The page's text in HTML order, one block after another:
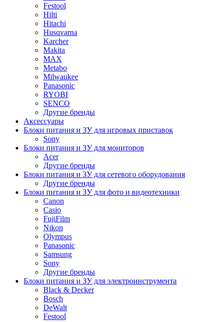
Festool
Hilti
Hitachi
Husqvarna
Karcher
Makita
MAX
Metabo
Milwaukee
Panasonic
RYOBI
SENCO
Другие бренды
Аксессуары
Блоки питания и ЗУ для игровых приставок
Sony
Блоки питания и ЗУ для мониторов
Acer
Другие бренды
Блоки питания и ЗУ для сетевого оборудования
Другие бренды
Блоки питания и ЗУ для фото и видеотехники
Canon
Casio
FujiFilm
Nikon
Olympus
Panasonic
Samsung
Sony
Другие бренды
Блоки питания и ЗУ для электроинструмента
Black & Decker
Bosch
DeWalt
Festool